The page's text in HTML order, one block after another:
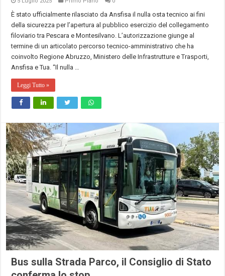
È stato ufficialmente rilasciato da Ansfisa il nulla osta tecnico ai fini
della sicurezza per l’apertura al pubblico esercizio del collegamento
filoviario tra Pescara e Montesilvano. L’autorizzazione giunge al
termine di un articolato percorso tecnico-amministrativo che ha
coinvolto Regione Abruzzo, Ministero delle Infrastrutture e Trasporti,
Ansfisa e Tua. “Il nulla …
Leggi Tutto »
Bus sulla Strada Parco, il Consiglio di Stato